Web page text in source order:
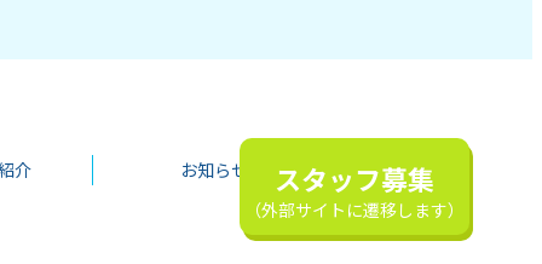
スタッフ募集
（外部サイトに遷移します）
介 お知らせ